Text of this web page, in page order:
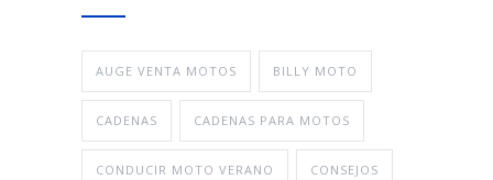
AUGE VENTA MOTOS BILLY MOTO
CADENAS CADENAS PARA MOTOS
CONDUCIR MOTO VERANO CONSEJOS